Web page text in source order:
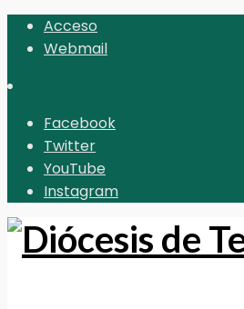
Acceso
Webmail
Facebook
Twitter
YouTube
Instagram